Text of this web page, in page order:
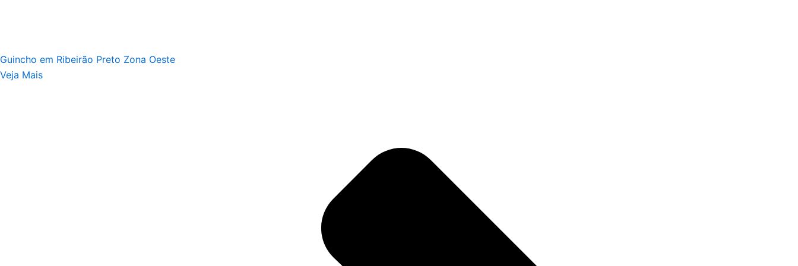
Guincho em Ribeirão Preto Zona Oeste
Veja Mais